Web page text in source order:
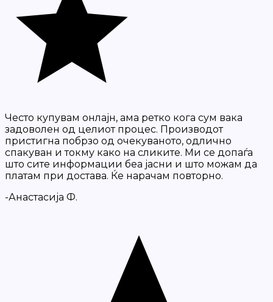
Често купувам онлајн, ама ретко кога сум вака
задоволен од целиот процес. Производот
пристигна побрзо од очекуваното, одлично
спакуван и токму како на сликите. Ми се допаѓа
што сите информации беа јасни и што можам да
платам при достава. Ќе нарачам повторно.
-Анастасија Ф.